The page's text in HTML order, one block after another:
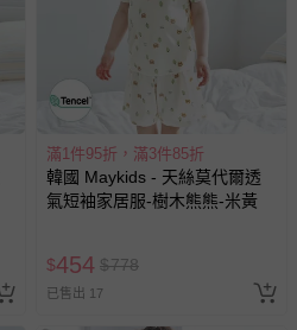
滿1件95折，滿3件85折
韓國 Maykids - 天絲莫代爾透
氣短袖家居服-樹木熊熊-米黃
$454 $778
已售出 17